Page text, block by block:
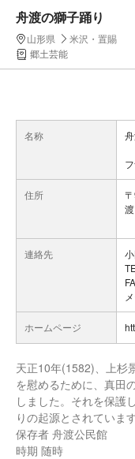
舟渡の獅子踊り
山形県
米沢・置賜
郷土芸能
名称
住所
渡
連絡先
ホームページ
天正10年(1582)、上杉
を慰めるために、真田
しました。それを保護
りの起源とされています
保存者 舟渡公民館
時期 随時